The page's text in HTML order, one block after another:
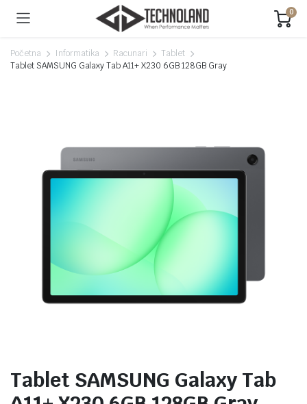
0
Početna Informatika Racunari
Tablet
Tablet SAMSUNG Galaxy Tab A11+ X230 6GB 128GB Gray
Tablet SAMSUNG Galaxy Tab